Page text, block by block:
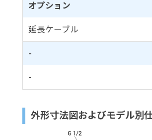
オプション
延長ケーブル
-
-
外形寸法図およびモデル別